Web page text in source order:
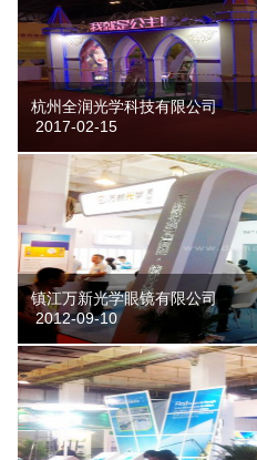
杭州全润光学科技有限公司
2017-02-15
镇江万新光学眼镜有限公司
2012-09-10